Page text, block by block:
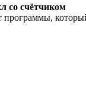
со счётчиком